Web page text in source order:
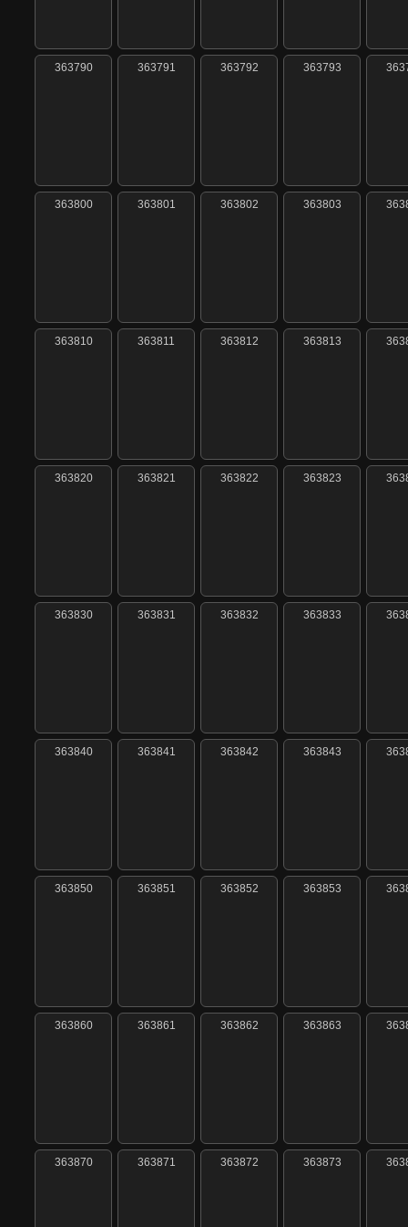
363790 363791 363792 363793
363800 363801 363802 363803
363810 363811 363812 363813
363820 363821 363822 363823
363830 363831 363832 363833
363840 363841 363842 363843
363850 363851 363852 363853
363860 363861 363862 363863
363870 363871 363872 363873